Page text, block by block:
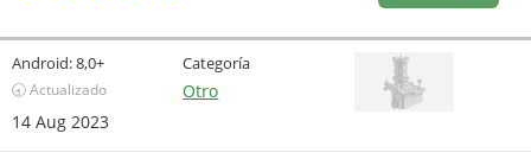
Android:8,0+
🕣 Actualizado
14 Aug 2023
Categoría
Otro